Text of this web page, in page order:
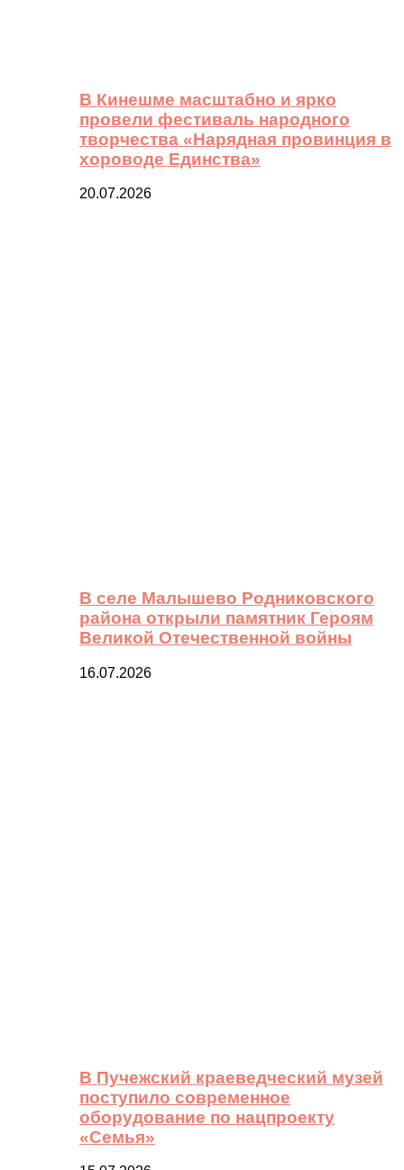
В Кинешме масштабно и ярко
провели фестиваль народного
творчества «Нарядная провинция в
хороводе Единства»
20.07.2026
В селе Малышево Родниковского
района открыли памятник Героям
Великой Отечественной войны
16.07.2026
В Пучежский краеведческий музей
поступило современное
оборудование по нацпроекту
«Семья»